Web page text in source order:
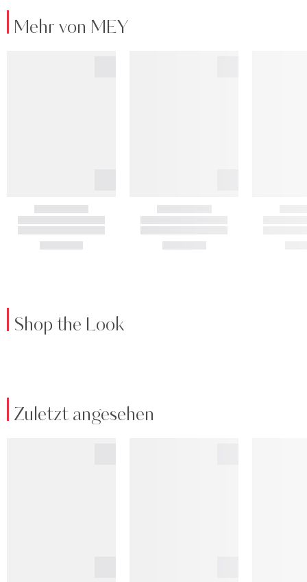
Mehr von MEY
Shop the Look
Zuletzt angesehen